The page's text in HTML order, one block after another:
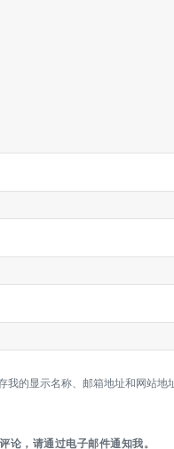
我的显示名称、邮箱地址和网站地
论，请通过电子邮件通知我。